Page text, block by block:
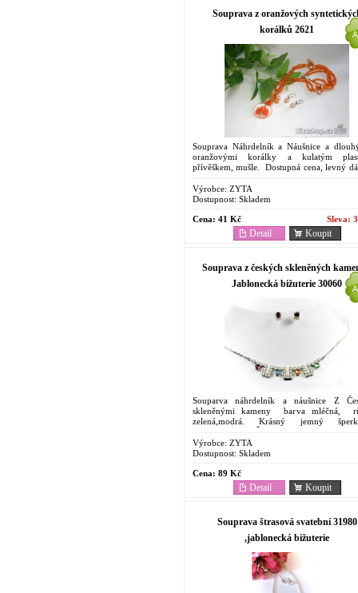
Souprava z oranžových
korálků 2621
Souprava Náhrdelník a Náušnice a
oranžovými korálky a kulatým
přívěškem, mušle. Dostupná cena, levný
bez...
Výrobce: ZYTA
Dostupnost: Skladem
Cena: 41 Kč Sleva:
Koupit
Detail
Souprava z českých skleněných
Jablonecká bižuterie 30060
Souparva náhrdelník a náušnice Z
skleněnými kameny barva mléčná,
zelená,modrá. Krásný jemný
v naši...
Výrobce: ZYTA
Dostupnost: Skladem
Cena: 89 Kč
Koupit
Detail
Souprava štrasová svatební 31980
,jablonecká bižuterie